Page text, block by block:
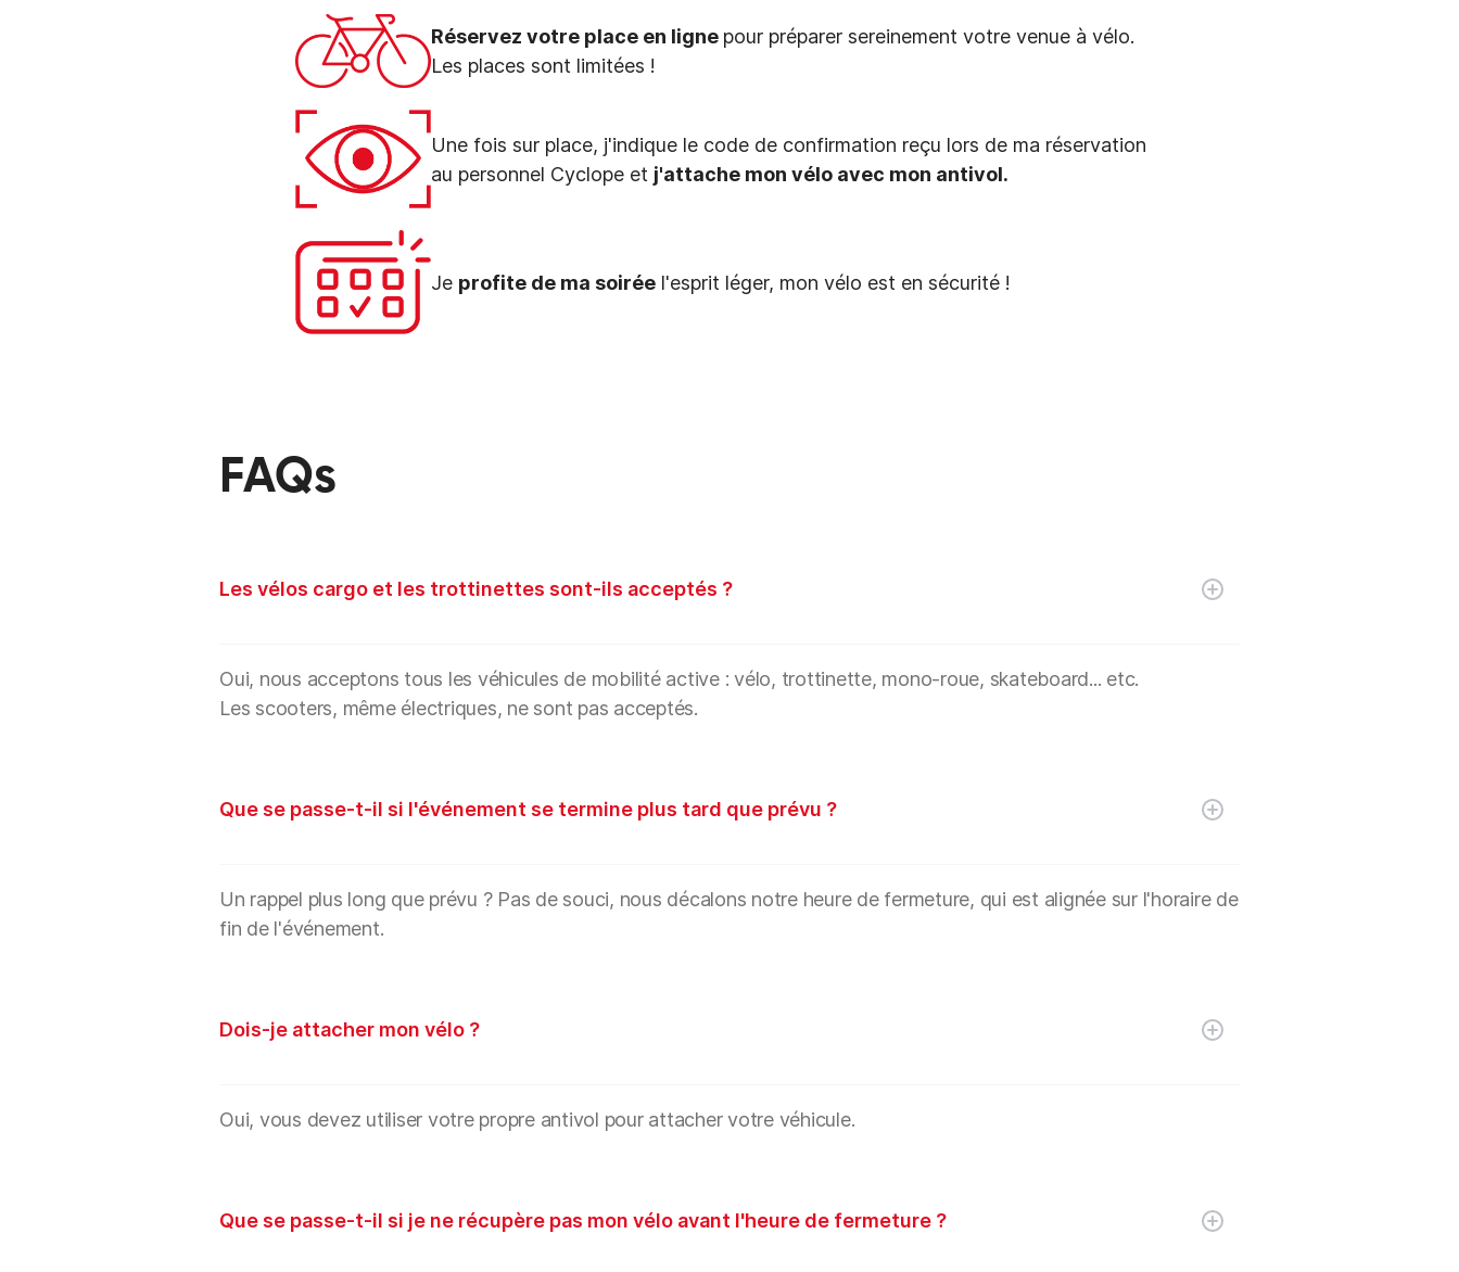
Réservez votre place en ligne pour préparer sereinement votre venue à vélo.
Les places sont limitées !
Une fois sur place, j'indique le code de confirmation reçu lors de ma réservation
au personnel Cyclope et j'attache mon vélo avec mon antivol.
Je profite de ma soirée l'esprit léger, mon vélo est en sécurité !
FAQs
Les vélos cargo et les trottinettes sont-ils acceptés ?
Oui, nous acceptons tous les véhicules de mobilité active : vélo, trottinette, mono-roue, skateboard... etc.
Les scooters, même électriques, ne sont pas acceptés.
Que se passe-t-il si l'événement se termine plus tard que prévu ?
Un rappel plus long que prévu ? Pas de souci, nous décalons notre heure de fermeture, qui est alignée sur l'horaire de
fin de l'événement.
Dois-je attacher mon vélo ?
Oui, vous devez utiliser votre propre antivol pour attacher votre véhicule.
Que se passe-t-il si je ne récupère pas mon vélo avant l'heure de fermeture ?